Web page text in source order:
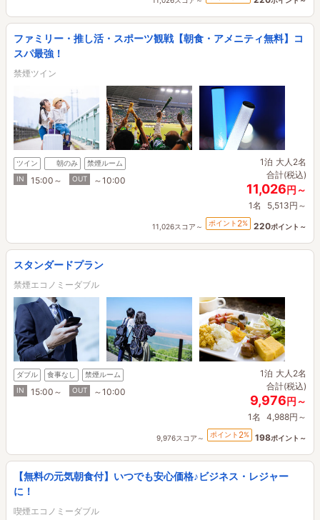
ファミリー・推し活・スポーツ観戦【朝食・アメニティ無料】コ
スパ最強！
禁煙ツイン
ツイン 朝のみ
禁煙ルーム
IN
15:00～ OUT ～10:00
1泊 大人2名
合計(税込)
11,026円～
1名 5,513円～
11,026スコア～ ポイント 2% 220ポイント～
スタンダードプラン
禁煙エコノミーダブル
ダブル 食事なし
禁煙ルーム
IN
15:00～ OUT ～10:00
1泊 大人2名
合計(税込)
9,976円～
1名 4,988円～
9,976スコア～ ポイント 2% 198ポイント～
【無料の元気朝食付】いつでも安心価格♪ビジネス・レジャー
に！
喫煙エコノミーダブル